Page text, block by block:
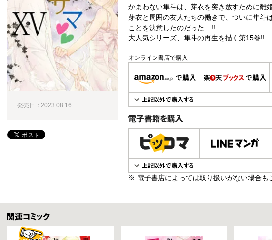
かまわない隼斗は、芽衣を突き放すために離
芽衣と周囲の友人たちの働きで、ついに隼斗
ことを決意したのだった…!!
大人気シリーズ、隼斗の再生を描く第15巻!!
オンライン書店で購入
電子書籍で購入
※ 電子書店によっては取り扱いがない場合も
発売日：2023.08.16
関連コミックス